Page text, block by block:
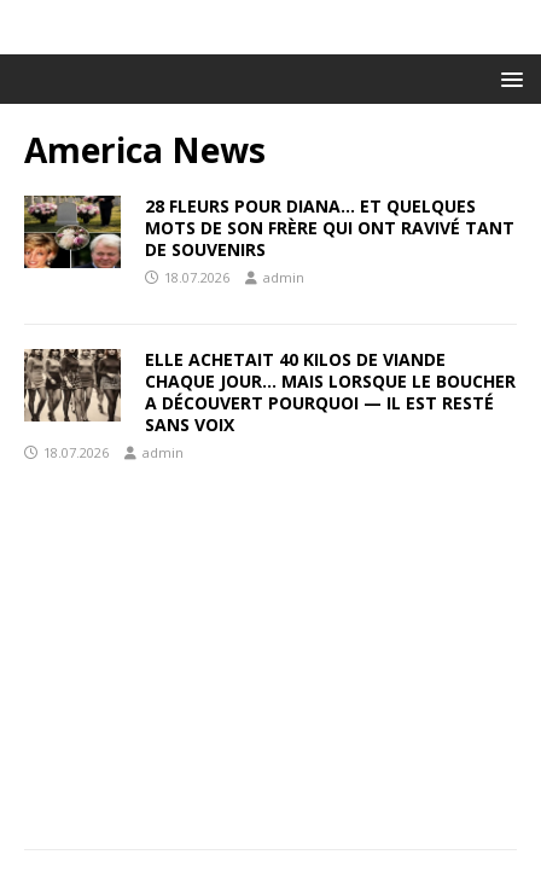
America News
28 FLEURS POUR DIANA… ET QUELQUES
MOTS DE SON FRÈRE QUI ONT RAVIVÉ TANT
DE SOUVENIRS
18.07.2026 admin
ELLE ACHETAIT 40 KILOS DE VIANDE
CHAQUE JOUR… MAIS LORSQUE LE BOUCHER
A DÉCOUVERT POURQUOI — IL EST RESTÉ
SANS VOIX
18.07.2026 admin